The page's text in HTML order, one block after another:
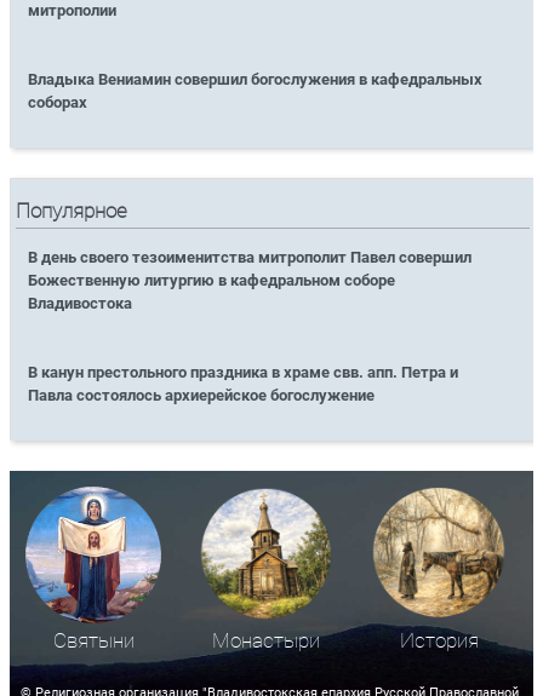
митрополии
Владыка Вениамин совершил богослужения в кафедральных
соборах
Популярное
В день своего тезоименитства митрополит Павел совершил
Божественную литургию в кафедральном соборе
Владивостока
В канун престольного праздника в храме свв. апп. Петра и
Павла состоялось архиерейское богослужение
Святыни Монастыри История